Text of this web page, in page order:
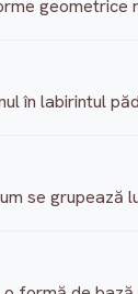
geometrice
în labirintul
se grupează